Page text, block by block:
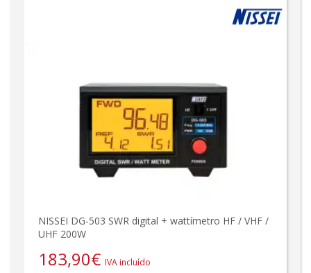
NISSEI DG-503 SWR digital + wattímetro HF / VHF /
UHF 200W
183,90€ IVA incluído